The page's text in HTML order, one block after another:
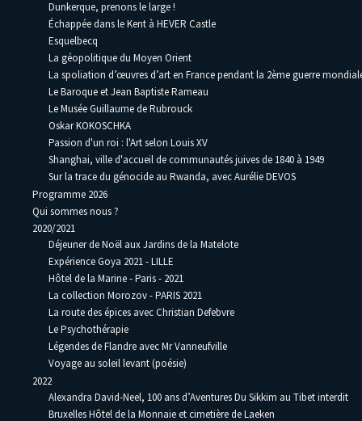
Dunkerque, prenons le large !
Échappée dans le Kent à HEVER Castle
Esquelbecq
La géopolitique du Moyen Orient
La spoliation d’œuvres d’art en France pendant la 2ème guerre
Le Baroque et Jean Baptiste Rameau
Le Musée Guillaume de Rubrouck
Oskar KOKOSCHKA
Passion d'un roi : l'Art selon Louis XV
Shanghai, ville d'accueil de communautés juives de 1840 à 1949
Sur la trace du génocide au Rwanda, avec Aurélie DEVOS
Programme 2026
Qui sommes nous ?
2020/2021
Déjeuner de Noël aux Jardins de la Matelote
Expérience Goya 2021 - LILLE
Hôtel de la Marine - Paris - 2021
La collection Morozov - PARIS 2021
La route des épices avec Christian Defebvre
Le Psychothérapie
Légendes de Flandre avec Mr Vanneufville
Voyage au soleil levant (poésie)
2022
Alexandra David-Neel, 100 ans d’Aventures Du Sikkim au Tibet interdit
Bruxelles Hôtel de la Monnaie et cimetière de Laeken